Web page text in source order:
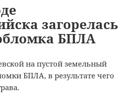
загорелась
БПЛА
на пустой земельный
БПЛА, в результате чего